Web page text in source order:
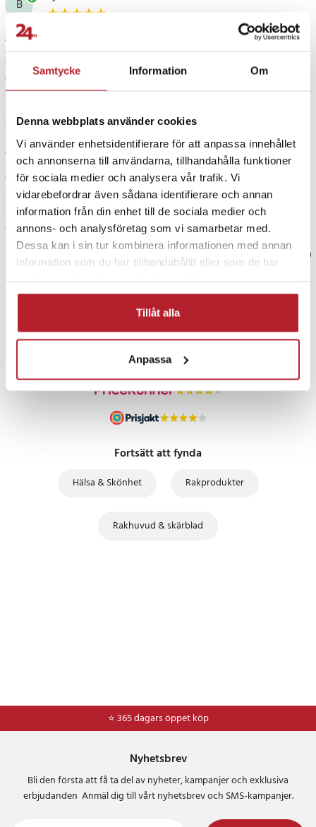
Samtycke Information Om
Denna webbplats använder cookies
Vi använder enhetsidentifierare för att anpassa innehållet
och annonserna till användarna, tillhandahålla funktioner
för sociala medier och analysera vår trafik. Vi
vidarebefordrar även sådana identifierare och annan
information från din enhet till de sociala medier och
annons- och analysföretag som vi samarbetar med.
Dessa kan i sin tur kombinera informationen med annan
information som du har tillhandahållit eller som de har
Tillåt alla
Anpassa
B
Jag är väldigt nöjd med rakhuvudet som jag köpte.
Översatt från norska
10 månader sedan
JC Johnny C
verkar okej
Översatt från danska•Visa original
2 år sedan
Visa fler recensioner
Verified by Trustvoice
PRISGARANTI
UTFÖRSÄLJNING
Fortsätt att fynda
Hälsa & Skönhet Rakprodukter
Rakhuvud & skärblad
⭐ 365 dagars öppet köp
Nyhetsbrev
Bli den första att få ta del av nyheter, kampanjer och exklusiva
erbjudanden Anmäl dig till vårt nyhetsbrev och SMS-kampanjer.